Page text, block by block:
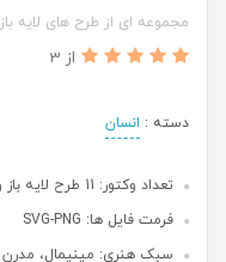
مجموعه ای از طرح های لایه باز SVG برای طراحی های شما
از 3
دسته : انسان
تعداد وکتور: 11 طرح لایه باز و قابل ویرایش
فرمت فایل ها: SVG-PNG
سبک هنری: مینیمال، مدرن